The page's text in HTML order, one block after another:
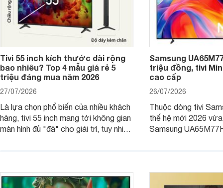
Tivi 55 inch kích thước dài rộng
bao nhiêu? Top 4 mẫu giá rẻ 5
triệu đáng mua năm 2026
27/07/2026
Là lựa chọn phổ biến của nhiều khách
hàng, tivi 55 inch mang tới không gian
màn hình đủ "đã" cho giải trí, tuy nhiên
dùng cho phòng bao nhiêu m2?
Samsung
triệu đồng, tivi
cao cấp
26/07/2026
Thuộc dòng tivi
thế hệ mới 2026
Samsung